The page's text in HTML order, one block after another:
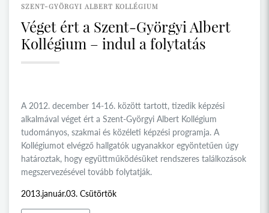
SZENT-GYÖRGYI ALBERT KOLLÉGIUM
Véget ért a Szent-Györgyi Albert
Kollégium – indul a folytatás
A 2012. december 14-16. között tartott, tizedik képzési
alkalmával véget ért a Szent-Györgyi Albert Kollégium
tudományos, szakmai és közéleti képzési programja. A
Kollégiumot elvégző hallgatók ugyanakkor egyöntetűen úgy
határoztak, hogy együttműködésüket rendszeres találkozások
megszervezésével tovább folytatják.
2013.január.03. Csütörtök